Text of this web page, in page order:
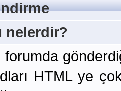
nelerdir?
forumda
HTML ye